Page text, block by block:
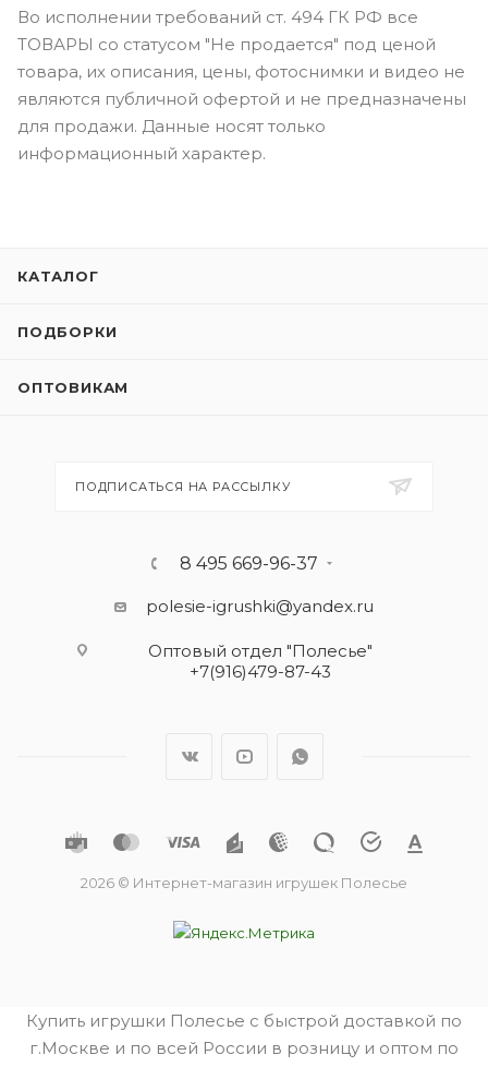
Во исполнении требований ст. 494 ГК РФ все
ТОВАРЫ со статусом "Не продается" под ценой
товара, их описания, цены, фотоснимки и видео не
являются публичной офертой и не предназначены
для продажи. Данные носят только
информационный характер.
КАТАЛОГ
ПОДБОРКИ
ОПТОВИКАМ
ПОДПИСАТЬСЯ НА РАССЫЛКУ
8 495 669-96-37
polesie-igrushki@yandex.ru
Оптовый отдел "Полесье"
+7(916)479-87-43
2026 © Интернет-магазин игрушек Полесье
Купить игрушки Полесье с быстрой доставкой по
г.Москве и по всей России в розницу и оптом по